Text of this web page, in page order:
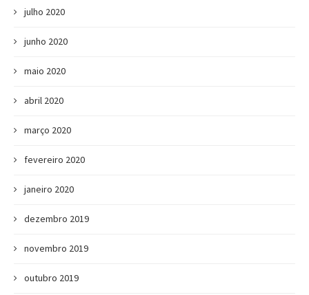
julho 2020
junho 2020
maio 2020
abril 2020
março 2020
fevereiro 2020
janeiro 2020
dezembro 2019
novembro 2019
outubro 2019